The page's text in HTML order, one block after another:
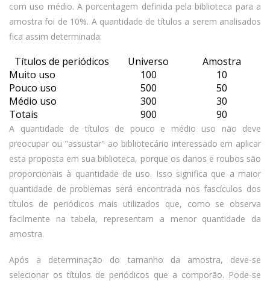
com uso médio. A porcentagem definida pela biblioteca para a
amostra foi de 10%. A quantidade de títulos a serem analisados
fica assim determinada:
Títulos de periódicos Universo
Amostra
Muito uso
100
10
Pouco uso
500
50
Médio uso
300
30
Totais
900 90
A quantidade de títulos de pouco e médio uso não deve
preocupar ou "assustar" ao bibliotecário interessado em aplicar
esta proposta em sua biblioteca, porque os danos e roubos são
proporcionais à quantidade de uso. Isso significa que a maior
quantidade de problemas será encontrada nos fascículos dos
títulos de periódicos mais utilizados que, como se observa
facilmente na tabela, representam a menor quantidade da
amostra.
Após a determinação do tamanho da amostra, deve-se
selecionar os títulos de periódicos que a comporão. Pode-se